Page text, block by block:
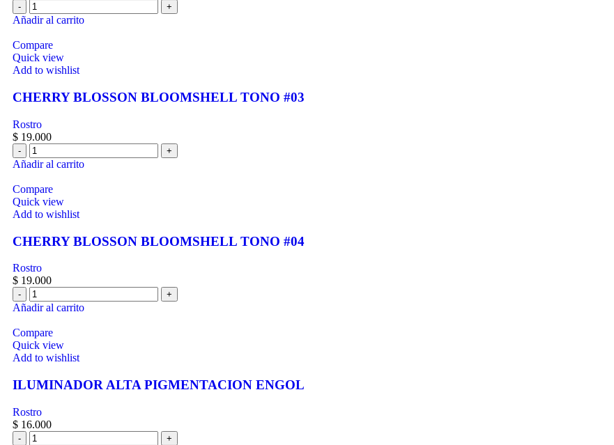
Añadir al carrito
Compare
Quick view
Add to wishlist
CHERRY BLOSSON BLOOMSHELL TONO #03
Rostro
$ 19.000
Añadir al carrito
Compare
Quick view
Add to wishlist
CHERRY BLOSSON BLOOMSHELL TONO #04
Rostro
$ 19.000
Añadir al carrito
Compare
Quick view
Add to wishlist
ILUMINADOR ALTA PIGMENTACION ENGOL
Rostro
$ 16.000